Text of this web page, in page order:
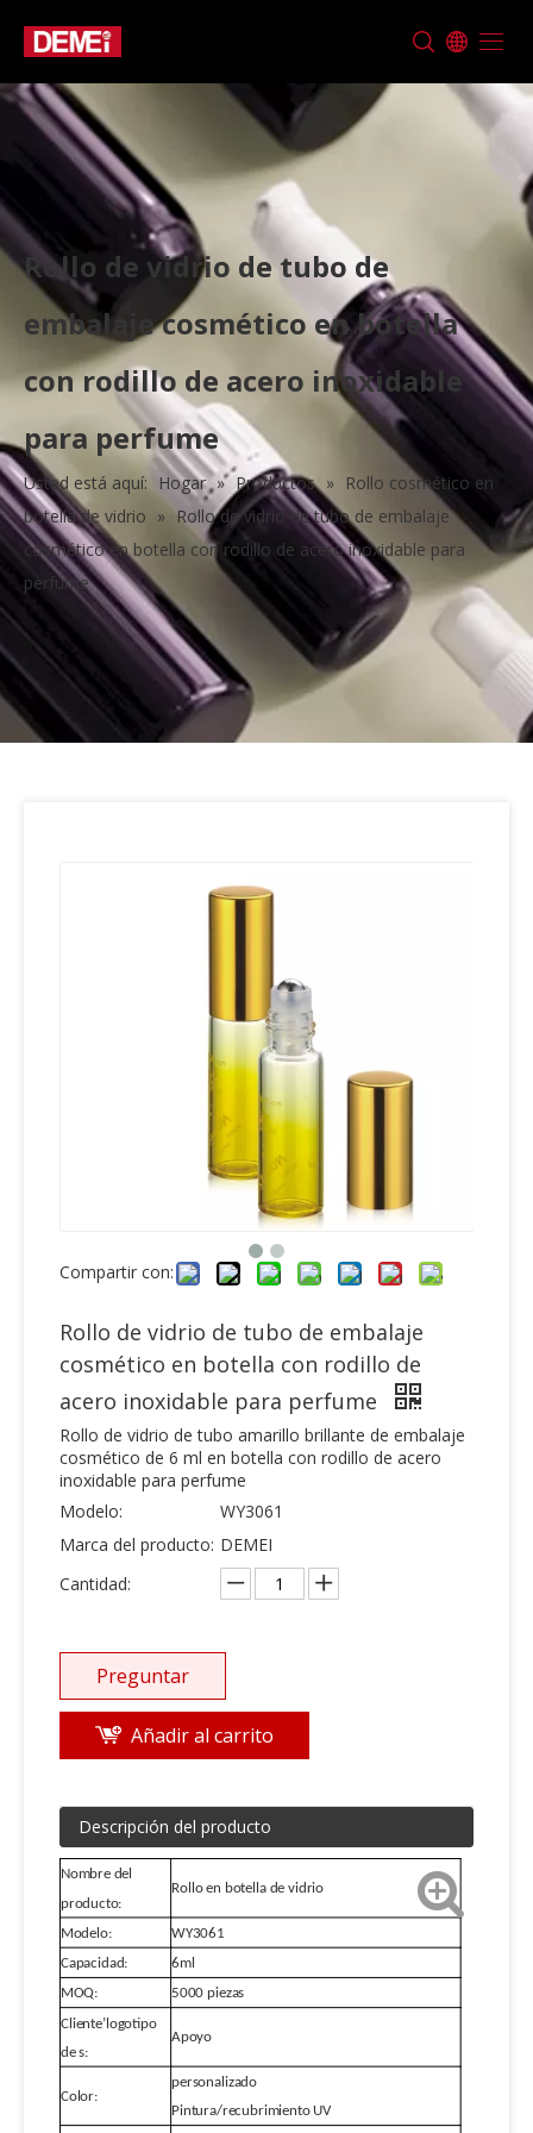
Rollo de vidrio de tubo de
embalaje cosmético en botella
con rodillo de acero inoxidable
para perfume
Usted está aquí: Hogar » Productos » Rollo cosmético en
botella de vidrio » Rollo de vidrio de tubo de embalaje
cosmético en botella con rodillo de acero inoxidable para
perfume
Compartir con:
Rollo de vidrio de tubo de embalaje
cosmético en botella con rodillo de
acero inoxidable para perfume
Rollo de vidrio de tubo amarillo brillante de embalaje
cosmético de 6 ml en botella con rodillo de acero
inoxidable para perfume
Modelo:
WY3061
Marca del producto: DEMEI
Cantidad:
Preguntar
Añadir al carrito
Descripción del producto
Nombre del
producto:
Rollo en botella de vidrio
Modelo:
WY3061
Capacidad:
6ml
MOQ:
5000 piezas
Cliente’logotipo
de s:
Apoyo
Color:
personalizado
Pintura/recubrimiento UV